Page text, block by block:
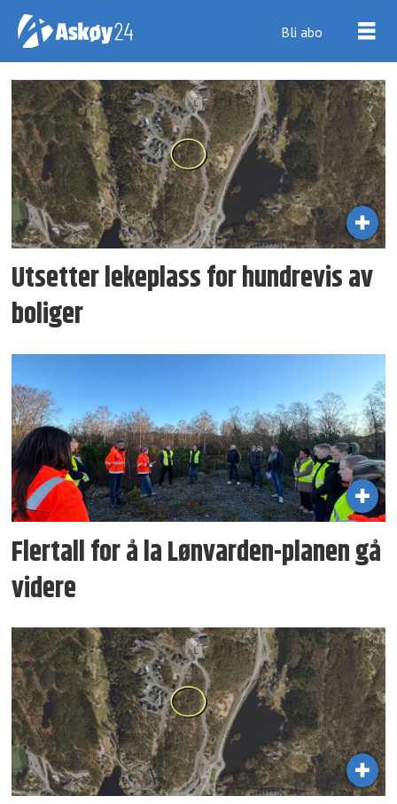
Bli abo
Tag:
lønvarden
Utsetter lekeplass for hundrevis av
boliger
Flertall for å la Lønvarden-planen gå
videre